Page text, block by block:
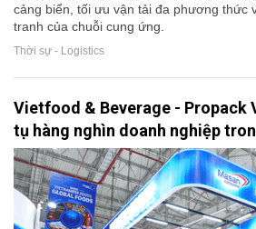
cảng biển, tối ưu vận tải đa phương thức
tranh của chuỗi cung ứng.
Thời sự - Logistics
Vietfood & Beverage - Propack
tụ hàng nghìn doanh nghiệp